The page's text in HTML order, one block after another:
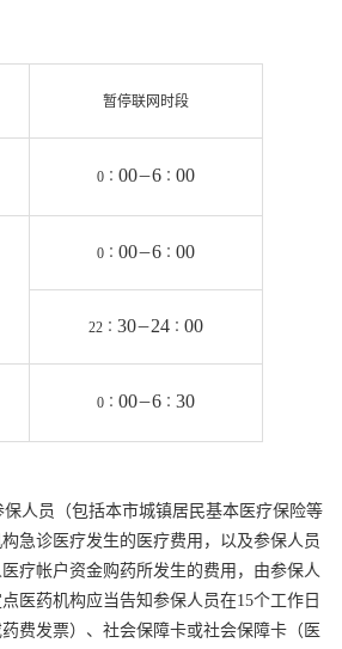
暂停联网时段
0 ∶ 00－6 ∶ 00
0 ∶ 00－6 ∶ 00
22 ∶ 30－24 ∶ 00
0 ∶ 00－6 ∶ 30
人员（包括本市城镇居民基本医疗保险等
急诊医疗发生的医疗费用，以及参保人员
疗帐户资金购药所发生的费用，由参保人
医药机构应当告知参保人员在15个工作日
费发票）、社会保障卡或社会保障卡（医